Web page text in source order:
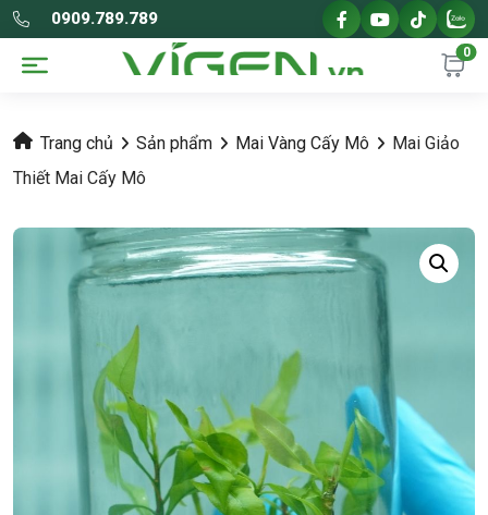
0909.789.789
0
Trang chủ Sản phẩm Mai Vàng Cấy Mô
Mai Giảo
Thiết Mai Cấy Mô